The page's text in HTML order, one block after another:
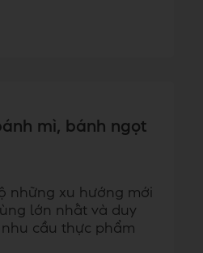
mì, bánh ngọt
những xu hướng mới
lớn nhất và duy
cầu thực phẩm